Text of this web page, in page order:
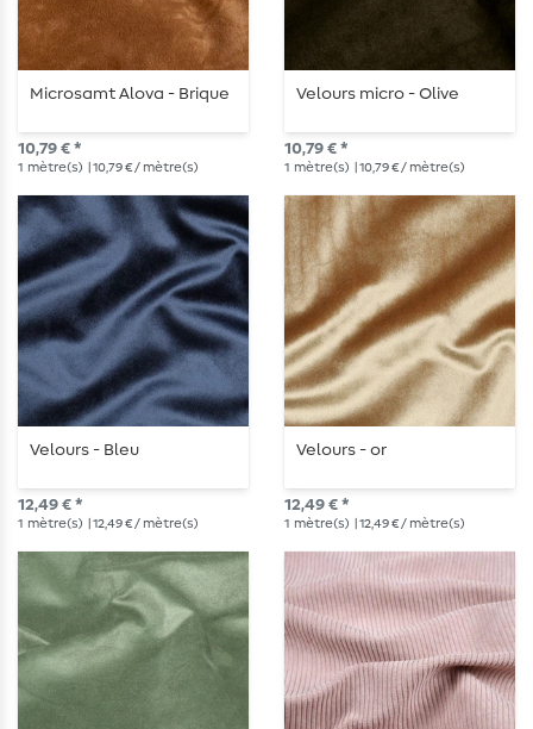
Microsamt Alova - Brique
10,79 € *
1 mètre(s) | 10,79 € / mètre(s)
Velours micro - Olive
10,79 € *
1 mètre(s) | 10,79 € / mètre(s)
Velours - Bleu
12,49 € *
1 mètre(s) | 12,49 € / mètre(s)
Velours - or
12,49 € *
1 mètre(s) | 12,49 € / mètre(s)